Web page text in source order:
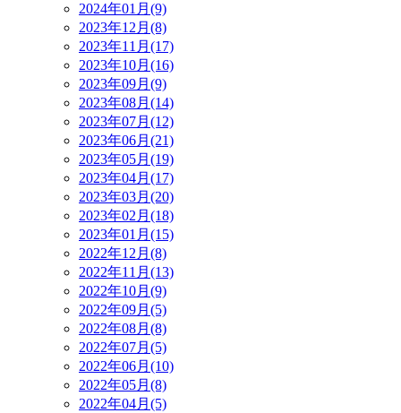
2024年01月(9)
2023年12月(8)
2023年11月(17)
2023年10月(16)
2023年09月(9)
2023年08月(14)
2023年07月(12)
2023年06月(21)
2023年05月(19)
2023年04月(17)
2023年03月(20)
2023年02月(18)
2023年01月(15)
2022年12月(8)
2022年11月(13)
2022年10月(9)
2022年09月(5)
2022年08月(8)
2022年07月(5)
2022年06月(10)
2022年05月(8)
2022年04月(5)